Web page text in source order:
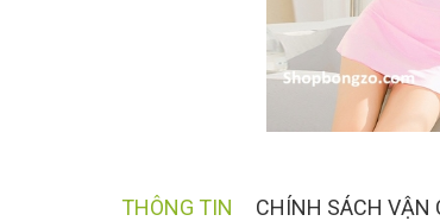
THÔNG TIN CHÍNH SÁCH VẬN